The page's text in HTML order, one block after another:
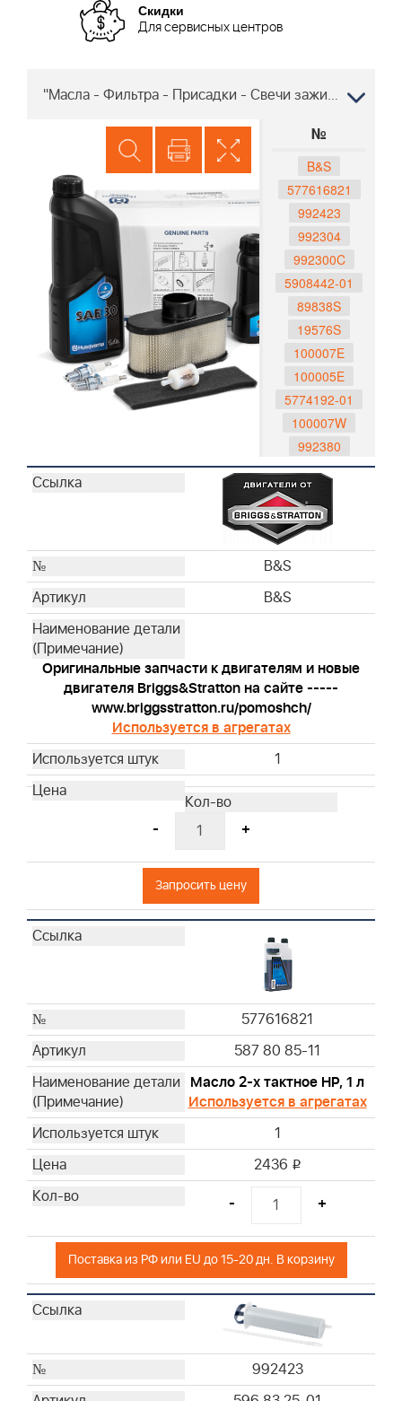
Скидки
Для сервисных центров
"Масла - Фильтра - Присадки - Свечи зажигания Хускварна ST 330T, 96191008600 2014-06 "
№
B&S
577616821
992423
992304
992300C
5908442-01
89838S
19576S
100007E
100005E
5774192-01
100007W
992380
992381
795161
992419
992417
992416
491588S
796254
792038
593260
595191
496894S
697029
270093
270251
270447
270528S
270579S
270843S
270848
272922
393406
393725
393957S
394019S
396424S
397795S
B&S
B&S
Оригинальные запчасти к двигателям и новые
двигателя Briggs&Stratton на сайте -----
www.briggsstratton.ru/pomoshch/
Используется в агрегатах
1
- +
Запросить цену
577616821
587 80 85-11
Масло 2-х тактное HP, 1 л
Используется в агрегатах
1
2436 i
- +
Поставка из РФ или EU до 15-20 дн. В корзину
992423